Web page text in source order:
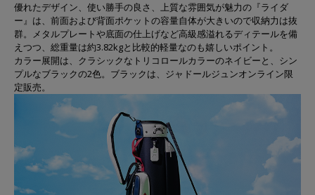
優れたデザイン、使い勝手の良さ、上質な雰囲気が魅力の『ライダ
ー』は、前面および背面ポケットの容量自体が大きいので収納力は抜
群。メタルプレートや底面の仕上げなど高級感溢れるディテールを備
えつつ、総重量は約3.82kgと比較的軽量なのも嬉しいポイント。
カラー展開は、クラシックなトリコロールカラーのネイビーと、シン
プルなブラックの2色。ブラックは、ジャドールジュンオンライン限
定販売。